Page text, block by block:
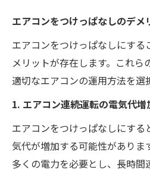
エアコンをつけっぱなしのデメ
エアコンをつけっぱなしにす
メリットが存在します。これら
適切なエアコンの運用方法を選
1. エアコン連続運転の電気代増
エアコンをつけっぱなしにする
気代が増加する可能性がありま
多くの電力を必要とし、長時